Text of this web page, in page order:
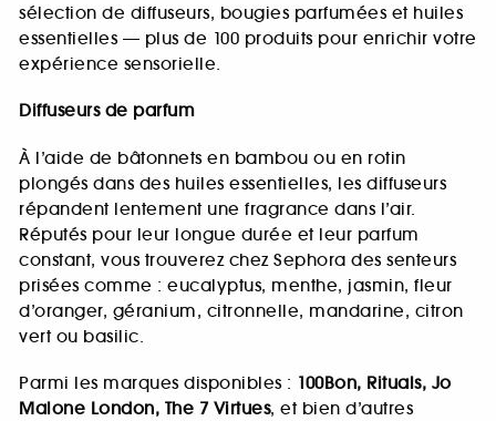
sélection de diffuseurs, bougies parfumées et huiles
essentielles — plus de 100 produits pour enrichir votre
expérience sensorielle.
Diffuseurs de parfum
À l’aide de bâtonnets en bambou ou en rotin
plongés dans des huiles essentielles, les diffuseurs
répandent lentement une fragrance dans l’air.
Réputés pour leur longue durée et leur parfum
constant, vous trouverez chez Sephora des senteurs
prisées comme : eucalyptus, menthe, jasmin, fleur
d’oranger, géranium, citronnelle, mandarine, citron
vert ou basilic.
Parmi les marques disponibles : 100Bon, Rituals, Jo
Malone London, The 7 Virtues, et bien d’autres